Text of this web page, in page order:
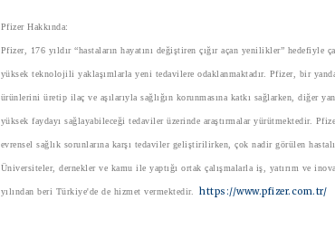
Pfizer Hakkında:
Pfizer, 176 yıldır “hastaların hayatını değiştiren çığır açan yenilikler”
yüksek teknolojili yaklaşımlarla yeni tedavilere odaklanmaktadır. Pfizer, bir
ürünlerini üretip ilaç ve aşılarıyla sağlığın korunmasına katkı sağlarken, diğer
yüksek faydayı sağlayabileceği tedaviler üzerinde araştırmalar yürütmektedir.
evrensel sağlık sorunlarına karşı tedaviler geliştirilirken, çok nadir görülen
Üniversiteler, dernekler ve kamu ile yaptığı ortak çalışmalarla iş, yatırım ve
yılından beri Türkiye'de de hizmet vermektedir. https://www.pfizer.com.tr/